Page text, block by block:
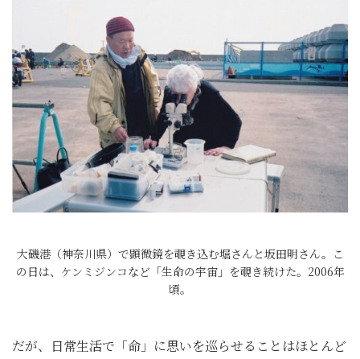
大磯港（神奈川県）で顕微鏡を覗き込む堀さんと坂田明さん。こ
の日は、ケンミジンコなど「生命の宇宙」を覗き続けた。2006年
頃。
だが、日常生活で「命」に思いを巡らせることはほとんど